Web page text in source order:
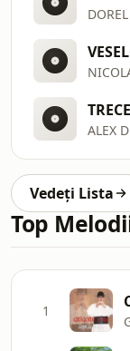
ALEX
Vedeți Lista
Top
1